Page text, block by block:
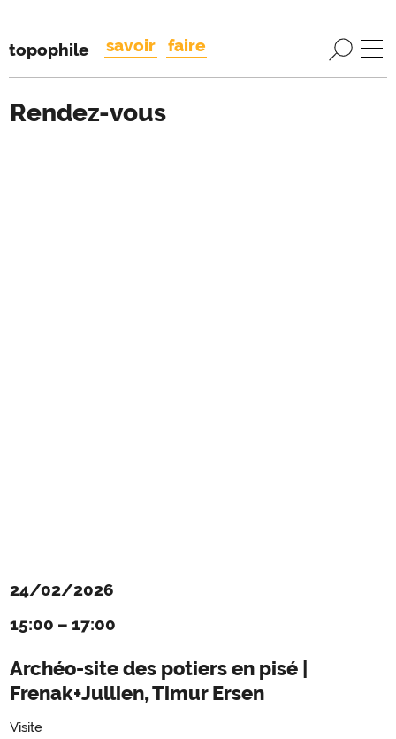
topophile savoir faire
Rendez-vous
24/02/2026
15:00 – 17:00
Archéo-site des potiers en pisé |
Frenak+Jullien, Timur Ersen
Visite